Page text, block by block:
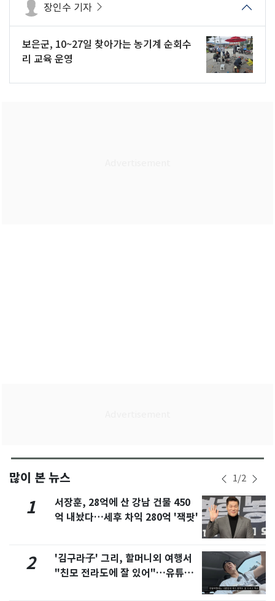
장인수 기자
보은군, 10~27일 찾아가는 농기계 순회수
리 교육 운영
많이 본 뉴스 1/2
1
서장훈, 28억에 산 강남 건물 450
억 내놨다…세후 차익 280억 '잭팟'
2
'김구라子' 그리, 할머니외 여행서
"친모 전라도에 잘 있어"…유튜브